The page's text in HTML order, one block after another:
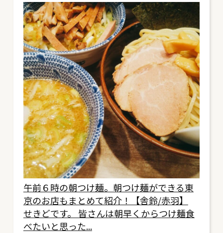
午前６時の朝つけ麺。朝つけ麺ができる東
京のお店もまとめて紹介！【舎鈴/赤羽】
せきどです。 皆さんは朝早くからつけ麺食
べたいと思った...